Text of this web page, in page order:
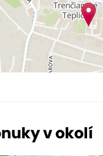
v okolí